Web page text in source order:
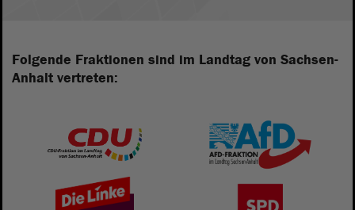
Folgende Fraktionen sind im Landtag von Sachsen-
Anhalt vertreten: